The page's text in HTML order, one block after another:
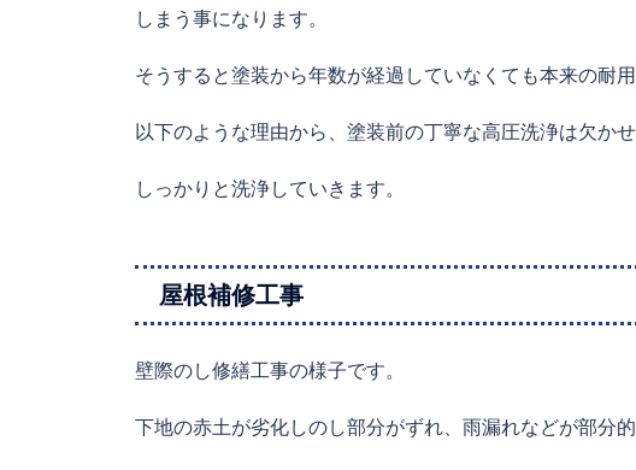
しまう事になります。
そうすると塗装から年数が経過していなくても本来の耐
以下のような理由から、塗装前の丁寧な高圧洗浄は欠かせ
しっかりと洗浄していきます。
屋根補修工事
壁際のし修繕工事の様子です。
下地の赤土が劣化しのし部分がずれ、雨漏れなどが部分